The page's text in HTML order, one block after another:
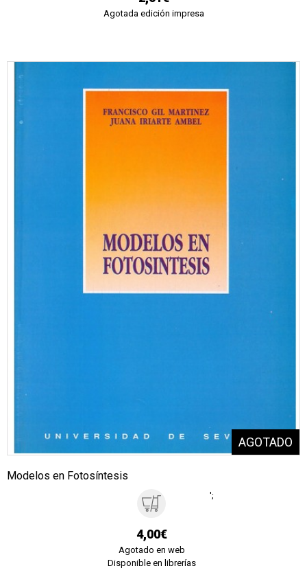
Agotada edición impresa
Modelos en Fotosíntesis
4,00€
Agotado en web
Disponible en librerías
';